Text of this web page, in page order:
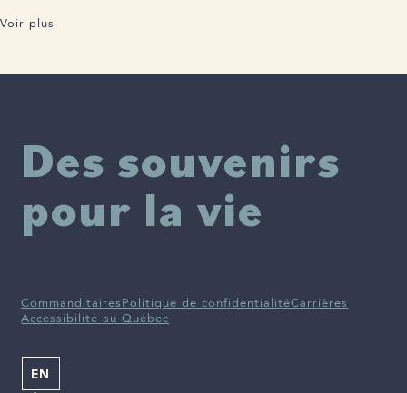
Voir plus
Des souvenirs
pour la vie
CommanditairesPolitique de confidentialitéCarrières
Accessibilité au Québec
EN